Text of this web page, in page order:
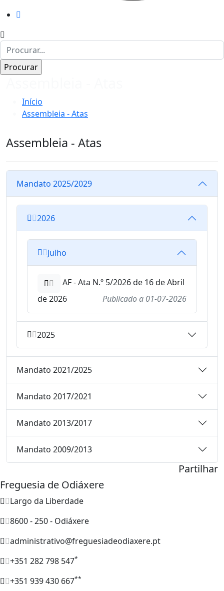
Início
Assembleia - Atas
Assembleia - Atas
Mandato 2025/2029
2026
Julho
AF - Ata N.º 5/2026 de 16 de Abril
de 2026
Publicado a 01-07-2026
2025
Mandato 2021/2025
Mandato 2017/2021
Mandato 2013/2017
Mandato 2009/2013
Partilhar
Freguesia de Odiáxere
Largo da Liberdade
8600 - 250 - Odiáxere
administrativo@freguesiadeodiaxere.pt
+351 282 798 547*
+351 939 430 667**